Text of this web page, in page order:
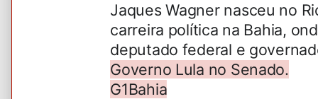
Jaques Wagner nasceu no
carreira política na Bahia,
deputado federal e
Governo Lula no Senado.
G1Bahia